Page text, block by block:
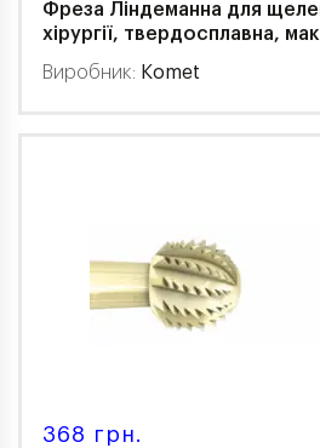
Фреза Ліндеманна для
хірургії, твердосплавна,
Виробник: Komet
368 грн.